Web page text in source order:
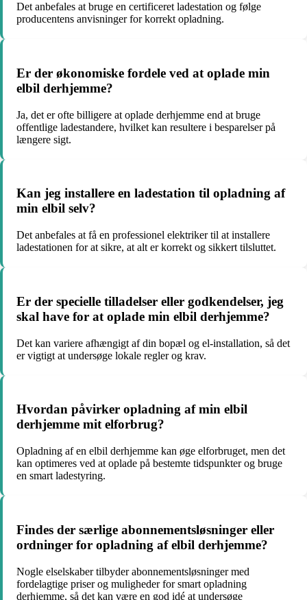
Det anbefales at bruge en certificeret ladestation og følge
producentens anvisninger for korrekt opladning.
Er der økonomiske fordele ved at oplade min
elbil derhjemme?
Ja, det er ofte billigere at oplade derhjemme end at bruge
offentlige ladestandere, hvilket kan resultere i besparelser på
længere sigt.
Kan jeg installere en ladestation til opladning af
min elbil selv?
Det anbefales at få en professionel elektriker til at installere
ladestationen for at sikre, at alt er korrekt og sikkert tilsluttet.
Er der specielle tilladelser eller godkendelser, jeg
skal have for at oplade min elbil derhjemme?
Det kan variere afhængigt af din bopæl og el-installation, så det
er vigtigt at undersøge lokale regler og krav.
Hvordan påvirker opladning af min elbil
derhjemme mit elforbrug?
Opladning af en elbil derhjemme kan øge elforbruget, men det
kan optimeres ved at oplade på bestemte tidspunkter og bruge
en smart ladestyring.
Findes der særlige abonnementsløsninger eller
ordninger for opladning af elbil derhjemme?
Nogle elselskaber tilbyder abonnementsløsninger med
fordelagtige priser og muligheder for smart opladning
derhjemme, så det kan være en god idé at undersøge